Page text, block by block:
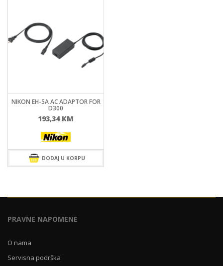
NIKON EH-5A AC ADAPTOR FOR
D300
193,34 KM
DODAJ U KORPU
PRAVNE NAPOMENE
O nama
Servisna podrška